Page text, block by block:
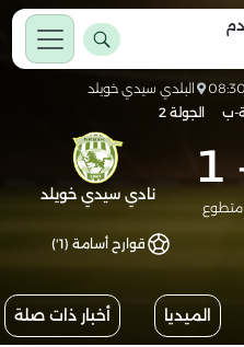
08:30
البلدي سيدي خويلد
الجولة 2
1 نادي سيدي خويلد
قوارح أسامة (1')
الميديا أخبار ذات صلة